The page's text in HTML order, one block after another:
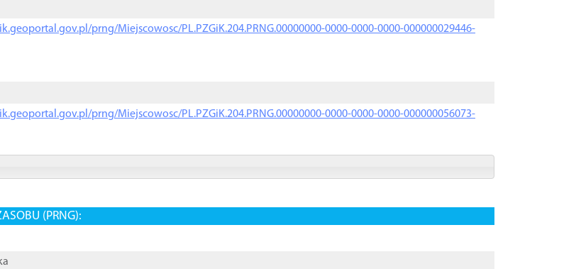
prng/Miejscowosc/PL.PZGiK.204.PRNG.00000000-0000-0000-0000-000000029446-
prng/Miejscowosc/PL.PZGiK.204.PRNG.00000000-0000-0000-0000-000000056073-
(PRNG):